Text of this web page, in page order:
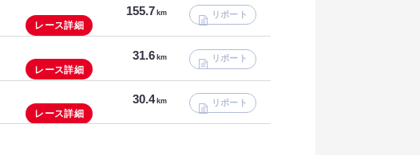
レース詳細
155.7 km リポート
レース詳細
31.6 km リポート
レース詳細
30.4 km リポート